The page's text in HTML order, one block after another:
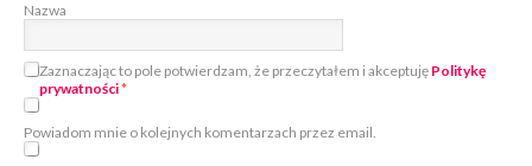
Nazwa
Zaznaczając to pole potwierdzam, że przeczytałem i akceptuję Politykę
prywatności*
Powiadom mnie o kolejnych komentarzach przez email.